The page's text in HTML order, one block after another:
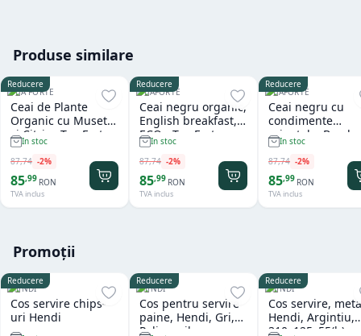
Produse similare
Reducere
TEA FORTE
Ceai de Plante
Organic cu Musetel
si Citrice Tea Forte
40 gr
In stoc
87,74 -2%
85,99 RON
TVA inclus
Reducere
TEAFORTE
Ceai negru organic,
English breakfast,
ECO - Tea Forte -
Cutie metalica cu
ceai
In stoc
87,74 -2%
85,99 RON
TVA inclus
Reducere
TEAFORTE
Ceai negru cu
condimente
orientale,
Chai, ECO - tea
Forte - Cutie
metalica cu ceai
In stoc
87,74 -2%
85,99 RON
TVA inclus
Promoții
Reducere
HENDI
Cos servire chips-
uri Hendi
Reducere
HENDI
Cos pentru servire
paine, Hendi, Gri,
Polipropilena,
Reducere
HENDI
Cos servire,
Hendi, Argintiu,